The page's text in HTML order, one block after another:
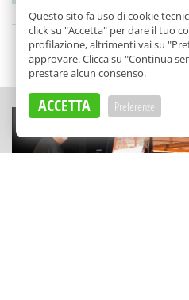
di
SCELTO
Questo sito fa uso di cookie
click su "Accetta" per dare il tuo
profilazione, altrimenti vai su
approvare. Clicca su "Continua
prestare alcun consenso.
ACCETTA Preferenze